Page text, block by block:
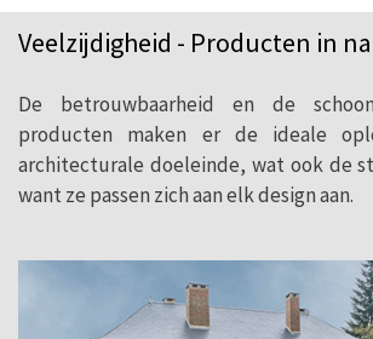
Veelzijdigheid ​- Producten in
De betrouwbaarheid en de
producten maken er de ideale
architecturale doeleinde, wat ook de
want ze passen zich aan elk design aan.